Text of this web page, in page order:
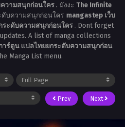
วามสนุกก่อนใคร . มังงะ The Infinite
บความสนุกก่อนใคร mangastep เว็บ
ระดับความสนุกก่อนใคร . Dont forget
A list of manga collections
าร์ตูน แปลไทยยกระดับความสนุกก่อน
Manga List menu.
Prev Next